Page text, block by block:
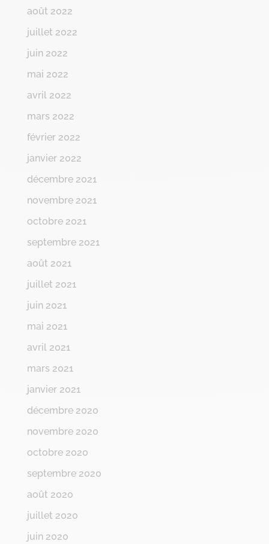
août 2022
juillet 2022
juin 2022
mai 2022
avril 2022
mars 2022
février 2022
janvier 2022
décembre 2021
novembre 2021
octobre 2021
septembre 2021
août 2021
juillet 2021
juin 2021
mai 2021
avril 2021
mars 2021
janvier 2021
décembre 2020
novembre 2020
octobre 2020
septembre 2020
août 2020
juillet 2020
juin 2020